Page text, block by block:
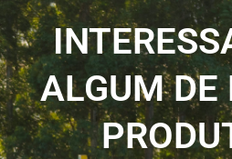
ALGUM DE